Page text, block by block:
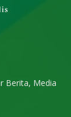
Berita, Media